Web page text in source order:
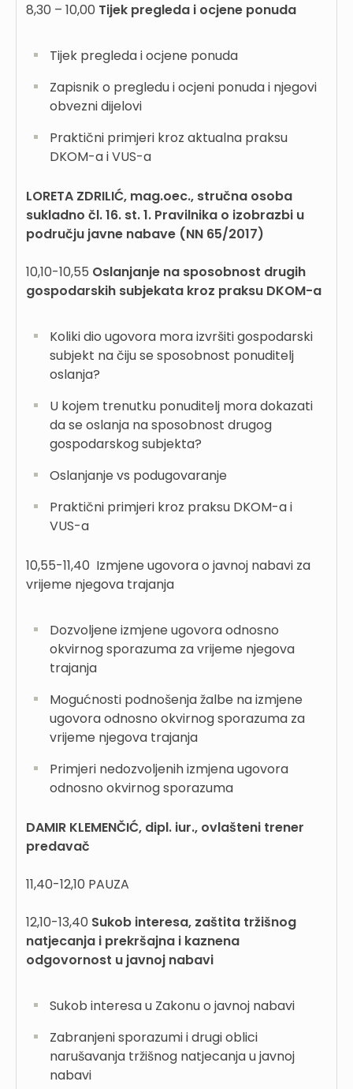
8,30 – 10,00 Tijek pregleda i ocjene ponuda
Tijek pregleda i ocjene ponuda
Zapisnik o pregledu i ocjeni ponuda i njegovi
obvezni dijelovi
Praktični primjeri kroz aktualna praksu
DKOM-a i VUS-a
LORETA ZDRILIĆ, mag.oec., stručna osoba
sukladno čl. 16. st. 1. Pravilnika o izobrazbi u
području javne nabave (NN 65/2017)
10,10-10,55 Oslanjanje na sposobnost drugih
gospodarskih subjekata kroz praksu DKOM-a
Koliki dio ugovora mora izvršiti gospodarski
subjekt na čiju se sposobnost ponuditelj
oslanja?
U kojem trenutku ponuditelj mora dokazati
da se oslanja na sposobnost drugog
gospodarskog subjekta?
Oslanjanje vs podugovaranje
Praktični primjeri kroz praksu DKOM-a i
VUS-a
10,55-11,40 Izmjene ugovora o javnoj nabavi za
vrijeme njegova trajanja
Dozvoljene izmjene ugovora odnosno
okvirnog sporazuma za vrijeme njegova
trajanja
Mogućnosti podnošenja žalbe na izmjene
ugovora odnosno okvirnog sporazuma za
vrijeme njegova trajanja
Primjeri nedozvoljenih izmjena ugovora
odnosno okvirnog sporazuma
DAMIR KLEMENČIĆ, dipl. iur., ovlašteni trener
predavač
11,40-12,10 PAUZA
12,10-13,40 Sukob interesa, zaštita tržišnog
natjecanja i prekršajna i kaznena
odgovornost u javnoj nabavi
Sukob interesa u Zakonu o javnoj nabavi
Zabranjeni sporazumi i drugi oblici
narušavanja tržišnog natjecanja u javnoj
nabavi